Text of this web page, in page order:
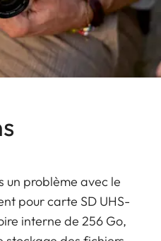
un problème avec le
pour carte SD UHS-
interne de 256 Go,